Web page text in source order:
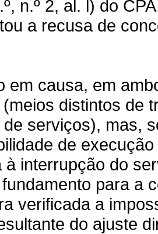
n.º 2, al. l) do
a recusa de
em causa, em
distintos de
serviços), mas,
de
à interrupção do
para a
verificada a
do ajuste